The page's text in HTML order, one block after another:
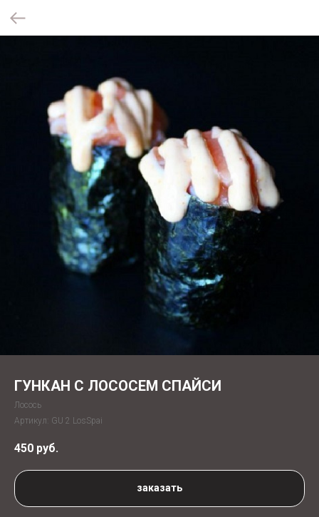
ГУНКАН С ЛОСОСЕМ СПАЙСИ
Лосось
Артикул: GU 2 LosSpai
450 руб.
заказать